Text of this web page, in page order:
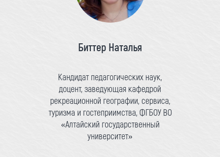
Биттер Наталья
Кандидат педагогических наук,
доцент, заведующая кафедрой
рекреационной географии, сервиса,
туризма и гостеприимства, ФГБОУ ВО
«Алтайский государственный
университет»